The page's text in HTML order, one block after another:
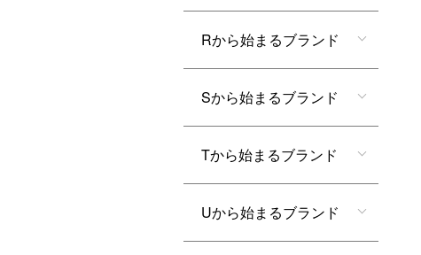
Rから始まるブランド
Sから始まるブランド
Tから始まるブランド
Uから始まるブランド